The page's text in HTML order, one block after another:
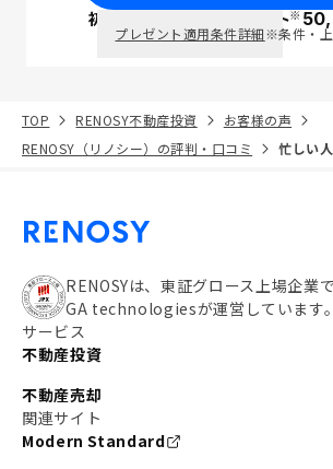
初回面談で ポイント※
プレゼント適用条件詳細※条件・
TOP RENOSY不動産投資
お客様の声
RENOSY（リノシー）の評判・口コミ
忙しい
RENOSYは、東証グロース上場企業
GA technologiesが運営しています。
サービス
不動産投資
不動産売却
関連サイト
Modern Standard